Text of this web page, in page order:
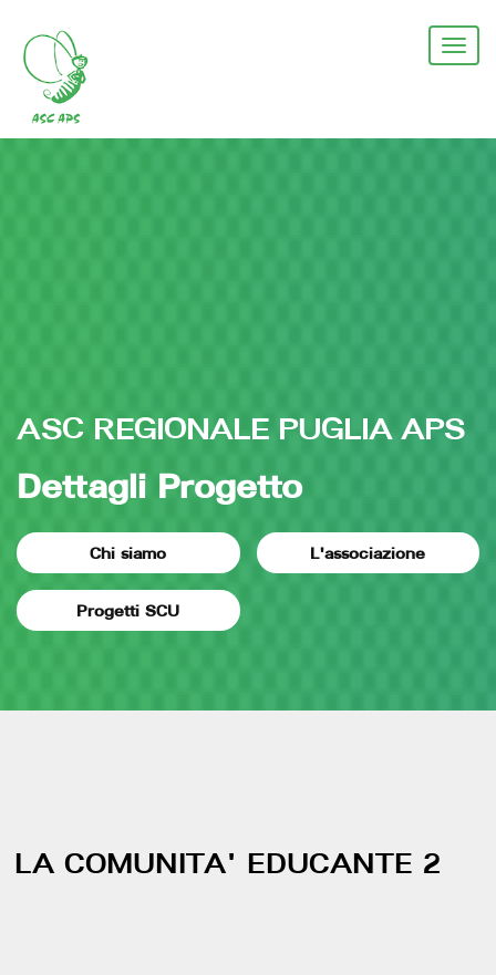
contenuto
principale
ASC REGIONALE PUGLIA APS
Dettagli Progetto
Chi siamo L'associazione
Progetti SCU
LA COMUNITA' EDUCANTE 2